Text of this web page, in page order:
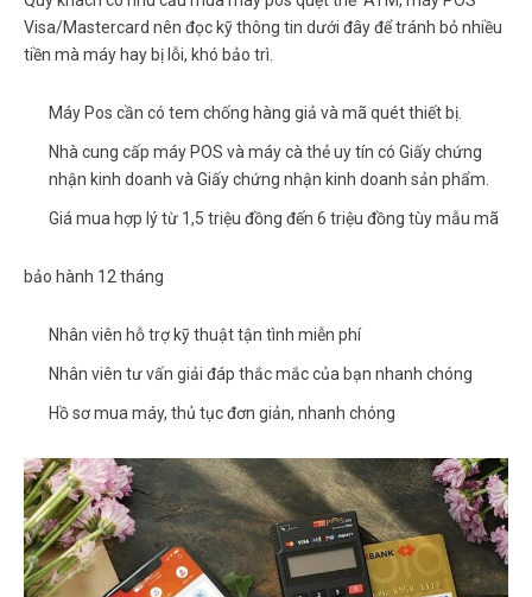
Visa/Mastercard nên đọc kỹ thông tin dưới đây để tránh bỏ nhiều
tiền mà máy hay bị lỗi, khó bảo trì.
Máy Pos cần có tem chống hàng giả và mã quét thiết bị.
Nhà cung cấp máy POS và máy cà thẻ uy tín có Giấy chứng
nhận kinh doanh và Giấy chứng nhận kinh doanh sản phẩm.
Giá mua hợp lý từ 1,5 triệu đồng đến 6 triệu đồng tùy mẫu mã
bảo hành 12 tháng
Nhân viên hỗ trợ kỹ thuật tận tình miễn phí
Nhân viên tư vấn giải đáp thắc mắc của bạn nhanh chóng
Hồ sơ mua máy, thủ tục đơn giản, nhanh chóng